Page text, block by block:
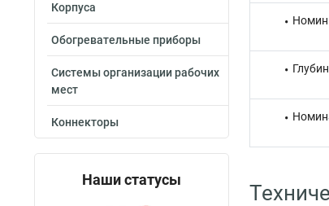
Корпуса
Обогревательные приборы
Системы организации рабочих
мест
Коннекторы
Наши статусы